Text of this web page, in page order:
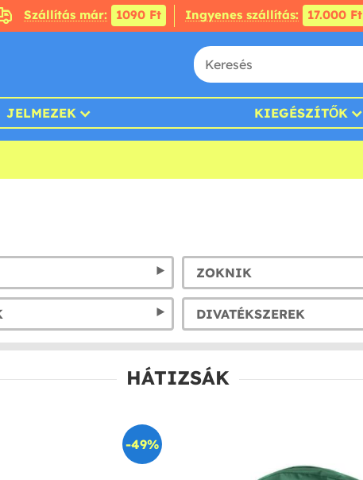
Szállítás már: 1090 Ft Ingyenes szállítás: 17.000 Ft
JELMEZEK KIEGÉSZÍTŐK
ZOKNIK
DIVATÉKSZEREK
HÁTIZSÁK
-49%